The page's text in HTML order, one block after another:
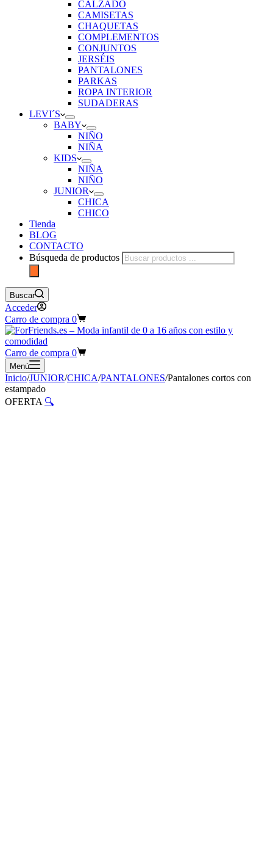
CALZADO
CAMISETAS
CHAQUETAS
COMPLEMENTOS
CONJUNTOS
JERSÉIS
PANTALONES
PARKAS
ROPA INTERIOR
SUDADERAS
LEVI´S
BABY
NIÑO
NIÑA
KIDS
NIÑA
NIÑO
JUNIOR
CHICA
CHICO
Tienda
BLOG
CONTACTO
Búsqueda de productos
Buscar
Acceder
Carro de compra 0
Carro de compra 0
Menú
Inicio/JUNIOR/CHICA/PANTALONES/Pantalones cortos con
estampado
OFERTA 🔍